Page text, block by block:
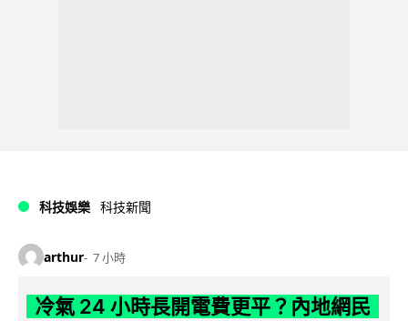
科技娛樂 科技新聞
arthur 7 小時
冷氣 24 小時長開電費更平？內地網民